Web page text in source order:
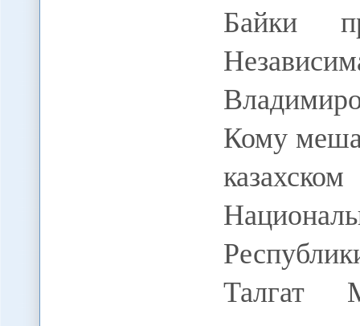
Байки
Кому
Талгат